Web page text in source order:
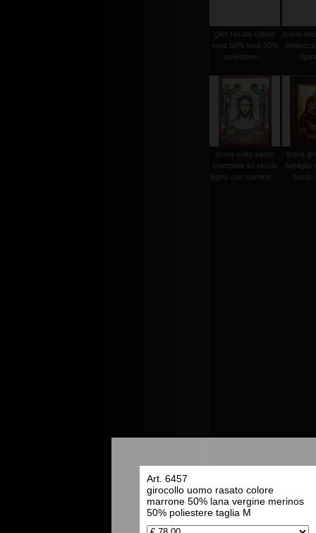
Art. 6457
girocollo uomo rasato colore
marrone 50% lana vergine merinos
50% poliestere taglia M
gilet rasato colore
nero 50% lana 50%
poliestere ...
icona
icona volto santo
stampata su tavola
legno con cornice ...
icona
famiglia
bordo